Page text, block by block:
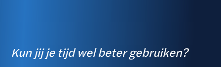
Kun jij je tijd wel beter gebruiken?